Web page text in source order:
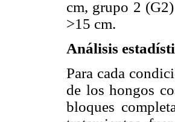
cm, grupo 2
>15 cm.
Análisis
Para cada
de los hongos
bloques